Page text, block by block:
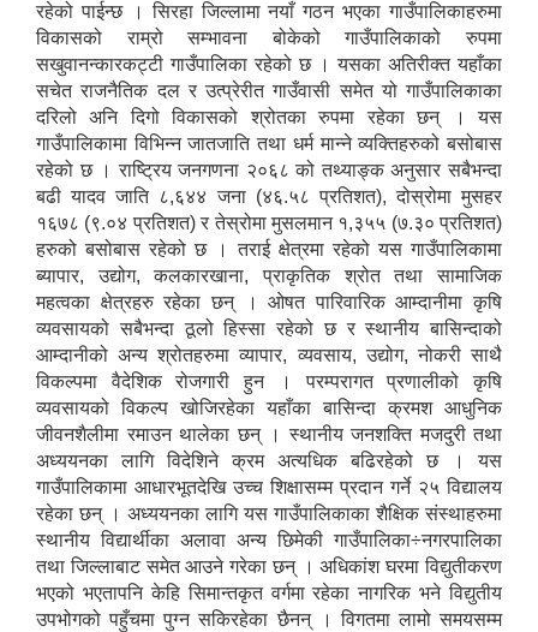
रहेको पाईन्छ । सिरहा जिल्लामा नयाँ गठन भएका गाउँपालिकाहरुमा
विकासको राम्रो सम्भावना बोकेको गाउँपालिकाको रुपमा
सखुवानन्कारकट्टी गाउँपालिका रहेको छ । यसका अतिरीक्त यहाँका
सचेत राजनैतिक दल र उत्प्रेरीत गाउँवासी समेत यो गाउँपालिकाका
दरिलो अनि दिगो विकासको श्रोतका रुपमा रहेका छन् । यस
गाउँपालिकामा विभिन्न जातजाति तथा धर्म मान्ने व्यक्तिहरुको बसोबास
रहेको छ । राष्ट्रिय जनगणना २०६८ को तथ्याङ्क अनुसार सबैभन्दा
बढी यादव जाति ८,६४४ जना (४६.५८ प्रतिशत), दोस्रोमा मुसहर
१६७८ (९.०४ प्रतिशत) र तेस्रोमा मुसलमान १,३५५ (७.३० प्रतिशत)
हरुको बसोबास रहेको छ । तराई क्षेत्रमा रहेको यस गाउँपालिकामा
ब्यापार, उद्योग, कलकारखाना, प्राकृतिक श्रोत तथा सामाजिक
महत्वका क्षेत्रहरु रहेका छन् । ओषत पारिवारिक आम्दानीमा कृषि
व्यवसायको सबैभन्दा ठूलो हिस्सा रहेको छ र स्थानीय बासिन्दाको
आम्दानीको अन्य श्रोतहरुमा व्यापार, व्यवसाय, उद्योग, नोकरी साथै
विकल्पमा वैदेशिक रोजगारी हुन । परम्परागत प्रणालीको कृषि
व्यवसायको विकल्प खोजिरहेका यहाँका बासिन्दा क्रमश आधुनिक
जीवनशैलीमा रमाउन थालेका छन् । स्थानीय जनशक्ति मजदुरी तथा
अध्ययनका लागि विदेशिने क्रम अत्यधिक बढिरहेको छ । यस
गाउँपालिकामा आधारभूतदेखि उच्च शिक्षासम्म प्रदान गर्ने २५ विद्यालय
रहेका छन् । अध्ययनका लागि यस गाउँपालिकाका शैक्षिक संस्थाहरुमा
स्थानीय विद्यार्थीका अलावा अन्य छिमेकी गाउँपालिका÷नगरपालिका
तथा जिल्लाबाट समेत आउने गरेका छन् । अधिकांश घरमा विद्युतीकरण
भएको भएतापनि केहि सिमान्तकृत वर्गमा रहेका नागरिक भने विद्युतीय
उपभोगको पहुँचमा पुग्न सकिरहेका छैनन् । विगतमा लामो समयसम्म